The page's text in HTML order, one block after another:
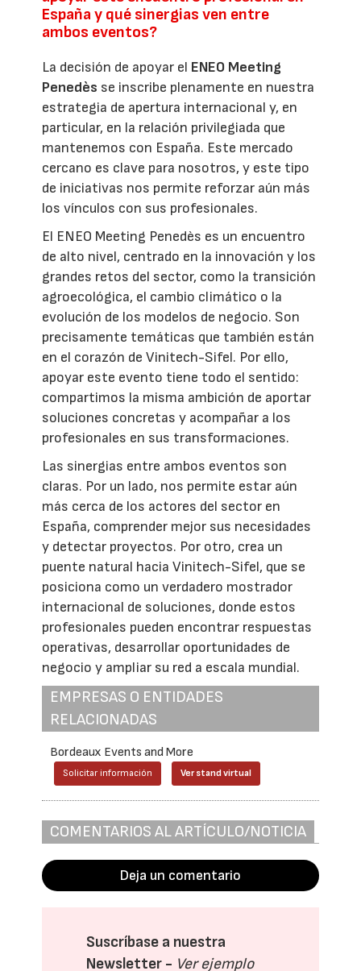
España y qué sinergias ven entre
ambos eventos?
La decisión de apoyar el ENEO Meeting
Penedès se inscribe plenamente en nuestra
estrategia de apertura internacional y, en
particular, en la relación privilegiada que
mantenemos con España. Este mercado
cercano es clave para nosotros, y este tipo
de iniciativas nos permite reforzar aún más
los vínculos con sus profesionales.
El ENEO Meeting Penedès es un encuentro
de alto nivel, centrado en la innovación y los
grandes retos del sector, como la transición
agroecológica, el cambio climático o la
evolución de los modelos de negocio. Son
precisamente temáticas que también están
en el corazón de Vinitech-Sifel. Por ello,
apoyar este evento tiene todo el sentido:
compartimos la misma ambición de aportar
soluciones concretas y acompañar a los
profesionales en sus transformaciones.
Las sinergias entre ambos eventos son
claras. Por un lado, nos permite estar aún
más cerca de los actores del sector en
España, comprender mejor sus necesidades
y detectar proyectos. Por otro, crea un
puente natural hacia Vinitech-Sifel, que se
posiciona como un verdadero mostrador
internacional de soluciones, donde estos
profesionales pueden encontrar respuestas
operativas, desarrollar oportunidades de
negocio y ampliar su red a escala mundial.
EMPRESAS O ENTIDADES
RELACIONADAS
Bordeaux Events and More
Solicitar información Ver stand virtual
COMENTARIOS AL ARTÍCULO/NOTICIA
Deja un comentario
Suscríbase a nuestra
Newsletter - Ver ejemplo